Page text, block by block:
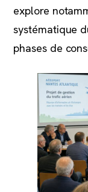
explore
systématique
phases de